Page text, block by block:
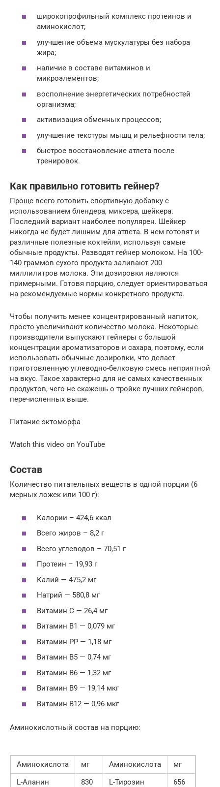
широкопрофильный комплекс протеинов и
аминокислот;
улучшение объема мускулатуры без набора
жира;
наличие в составе витаминов и
микроэлементов;
восполнение энергетических потребностей
организма;
активизация обменных процессов;
улучшение текстуры мышц и рельефности тела;
быстрое восстановление атлета после
тренировок.
Как правильно готовить гейнер?
Проще всего готовить спортивную добавку с
использованием блендера, миксера, шейкера.
Последний вариант наиболее популярен. Шейкер
никогда не будет лишним для атлета. В нем готовят и
различные полезные коктейли, используя самые
обычные продукты. Разводят гейнер молоком. На 100-
140 граммов сухого продукта заливают 200
миллилитров молока. Эти дозировки являются
примерными. Готовя порцию, следует ориентироваться
на рекомендуемые нормы конкретного продукта.
Чтобы получить менее концентрированный напиток,
просто увеличивают количество молока. Некоторые
производители выпускают гейнеры с большой
концентрации ароматизаторов и сахара, поэтому, если
использовать обычные дозировки, что делает
приготовленную углеводно-белковую смесь неприятной
на вкус. Такое характерно для не самых качественных
продуктов, чего не скажешь о тройке лучших гейнеров,
перечисленных выше.
Питание эктоморфа
Watch this video on YouTube
Состав
Количество питательных веществ в одной порции (6
мерных ложек или 100 г):
Калории – 424,6 ккал
Всего жиров – 8,2 г
Всего углеводов – 70,51 г
Протеин – 19,93 г
Калий — 475,2 мг
Натрий — 580,8 мг
Витамин C — 26,4 мг
Витамин B1 — 0,079 мг
Витамин PP — 1,18 мг
Витамин B5 — 0,74 мг
Витамин B6 — 1,32 мг
Витамин B9 — 19,14 мкг
Витамин B12 — 0,96 мкг
Аминокислотный состав на порцию:
Аминокислота мг Аминокислота
мг
L-Аланин
830 L-Тирозин
656